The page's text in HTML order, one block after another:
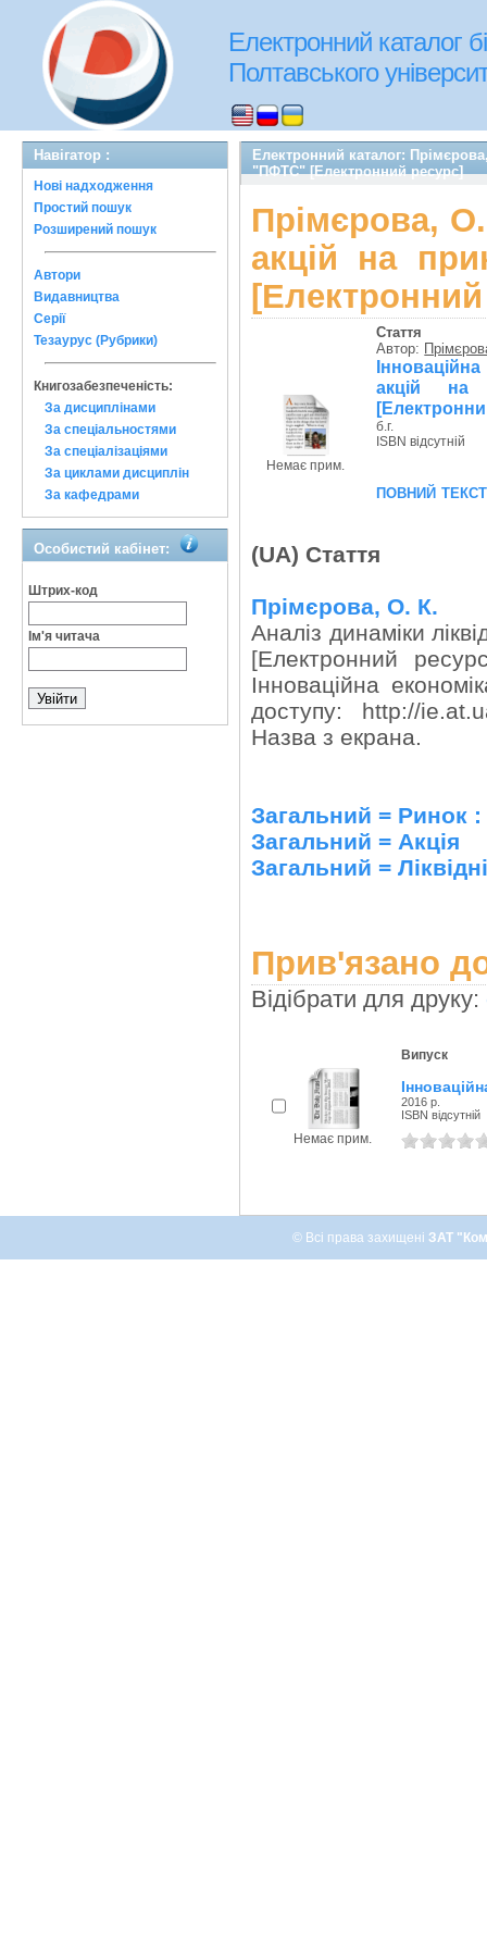
Електронний каталог
Полтавського
Навігатор :
Нові надходження
Простий пошук
Розширений пошук
Автори
Видавництва
Серії
Тезаурус (Рубрики)
Книгозабезпеченість:
За дисциплінами
За спеціальностями
За спеціалізаціями
За циклами дисциплін
За кафедрами
Особистий кабінет:
Штрих-код
Ім'я читача
Електронний каталог:
"ПФТС" [Електронний ресурс]
Прімєрова, О.
акцій на
Немає прим.
Стаття
Автор:
акцій на
б.г.
ISBN відсутній
повний текст
(UA) Стаття
Прімєрова, О. К.
Аналіз динаміки
[Електронний
Інноваційна
доступу: http://
Назва з екрана.
Загальний = Ринок
Загальний = Акція
Загальний =
Прив'язано
Відібрати для друку:
Немає прим.
Випуск
2016 р.
ISBN відсутній
© Всі права захищені ЗАТ